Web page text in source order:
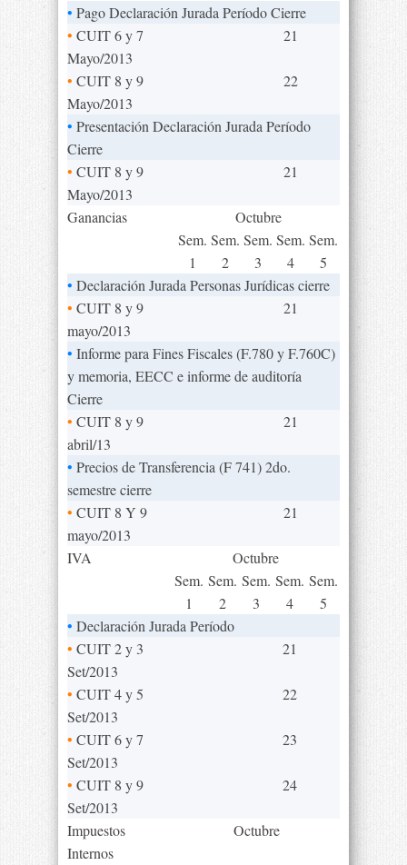
• Pago Declaración Jurada Período Cierre
• CUIT 6 y 7
Mayo/2013
21
• CUIT 8 y 9
Mayo/2013
22
• Presentación Declaración Jurada Período
Cierre
• CUIT 8 y 9
Mayo/2013
21
Ganancias
Octubre
Sem.
1
Sem.
2
Sem.
3
Sem.
4
Sem.
5
• Declaración Jurada Personas Jurídicas cierre
• CUIT 8 y 9
mayo/2013
21
• Informe para Fines Fiscales (F.780 y F.760C)
y memoria, EECC e informe de auditoría
Cierre
• CUIT 8 y 9
abril/13
21
• Precios de Transferencia (F 741) 2do.
semestre cierre
• CUIT 8 Y 9
mayo/2013
21
IVA
Octubre
Sem.
1
Sem.
2
Sem.
3
Sem.
4
Sem.
5
• Declaración Jurada Período
• CUIT 2 y 3
Set/2013
21
• CUIT 4 y 5
Set/2013
22
• CUIT 6 y 7
Set/2013
23
• CUIT 8 y 9
Set/2013
24
Impuestos
Internos
Octubre